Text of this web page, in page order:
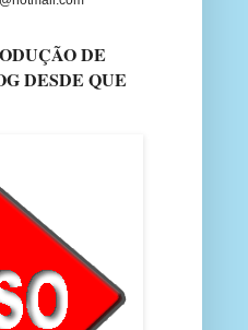
DE
DESDE QUE